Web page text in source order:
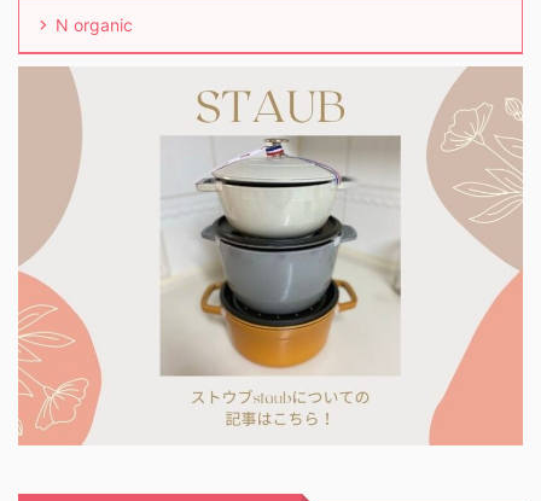
N organic